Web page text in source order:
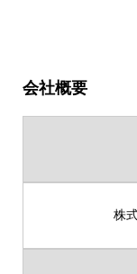
会社概要
株